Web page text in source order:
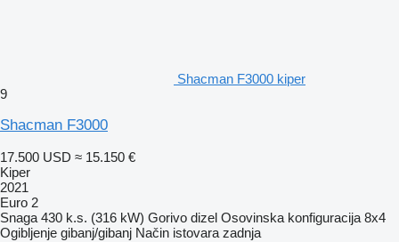
Shacman F3000 kiper
9
Shacman F3000
17.500 USD ≈ 15.150 €
Kiper
2021
Euro 2
Snaga 430 k.s. (316 kW) Gorivo dizel Osovinska konfiguracija 8x4
Ogibljenje gibanj/gibanj Način istovara zadnja